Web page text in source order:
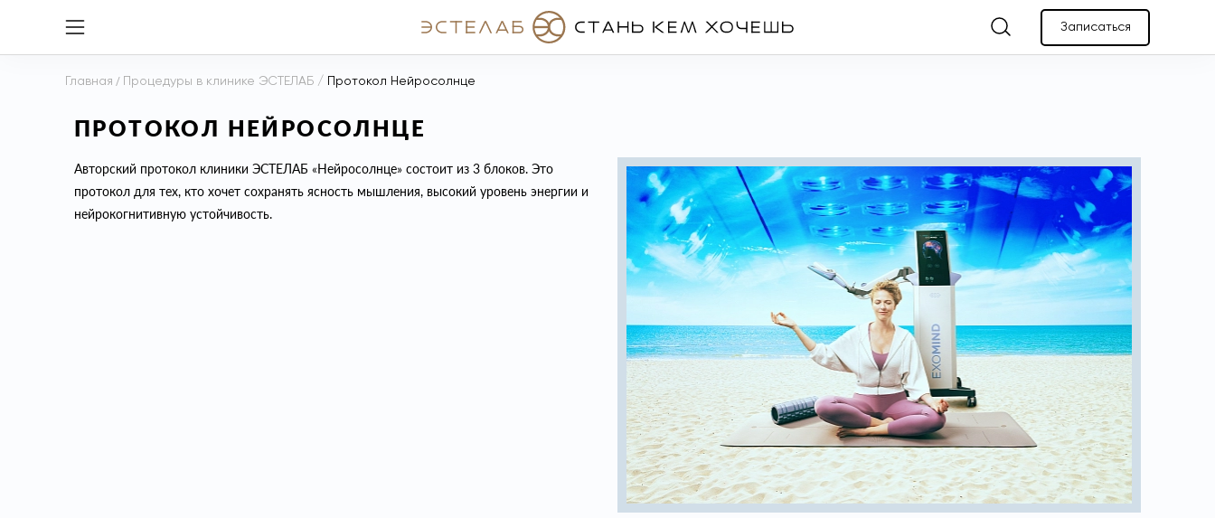
Записаться
Главная / Процедуры в клинике ЭСТЕЛАБ / Протокол Нейросолнце
ПРОТОКОЛ НЕЙРОСОЛНЦЕ
Авторский протокол клиники ЭСТЕЛАБ «Нейросолнце» состоит из 3 блоков. Это
протокол для тех, кто хочет сохранять ясность мышления, высокий уровень энергии и
нейрокогнитивную устойчивость.